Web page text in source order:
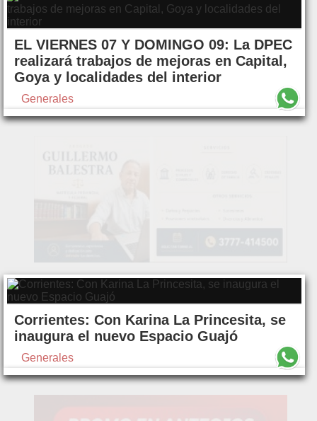
EL VIERNES 07 Y DOMINGO 09: La DPEC
realizará trabajos de mejoras en Capital,
Goya y localidades del interior
Generales
Corrientes: Con Karina La Princesita, se
inaugura el nuevo Espacio Guajó
Generales